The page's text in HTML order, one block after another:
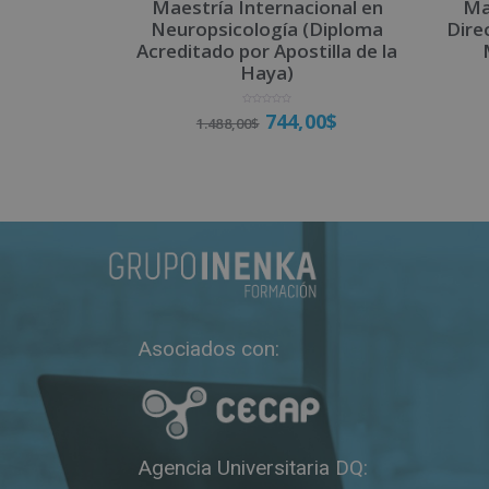
Maestría Internacional en
Neuropsicología (Diploma
Acreditado por Apostilla de la
Haya)
a
l
e
1.488,00$ 744,00$
Asociados con:
Agencia Universitaria DQ: